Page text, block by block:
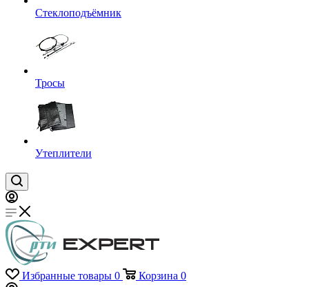
Стеклоподъёмник
Тросы
Утеплители
Избранные товары 0 Корзина 0